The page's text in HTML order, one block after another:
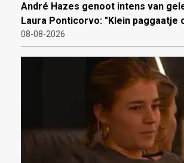
André Hazes genoot intens van
Laura Ponticorvo: "Klein paggaatje
08-08-2026